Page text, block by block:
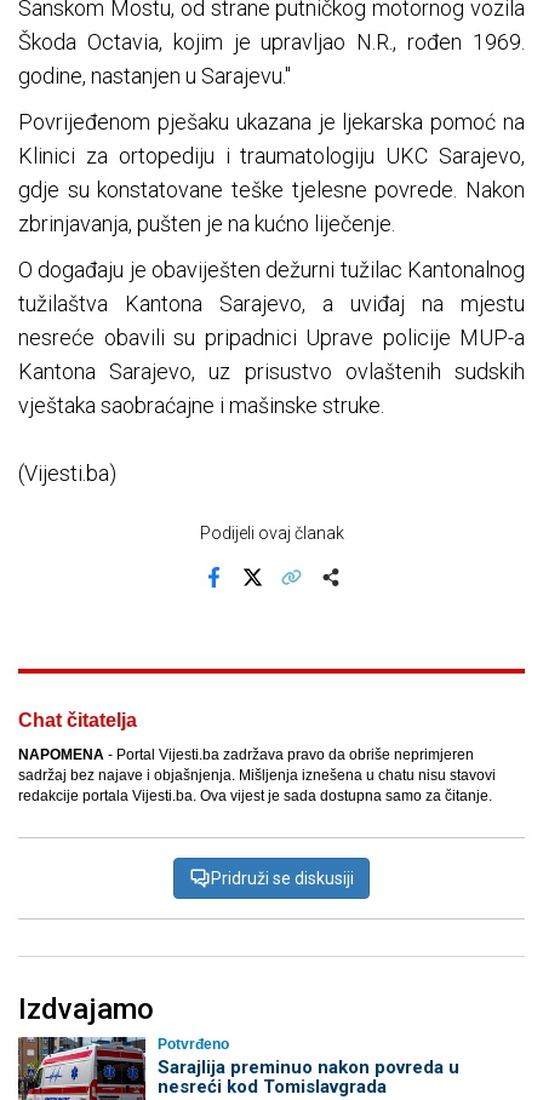
Sanskom Mostu, od strane putničkog motornog vozila
Škoda Octavia, kojim je upravljao N.R., rođen 1969.
godine, nastanjen u Sarajevu."
Povrijeđenom pješaku ukazana je ljekarska pomoć na
Klinici za ortopediju i traumatologiju UKC Sarajevo,
gdje su konstatovane teške tjelesne povrede. Nakon
zbrinjavanja, pušten je na kućno liječenje.
O događaju je obaviješten dežurni tužilac Kantonalnog
tužilaštva Kantona Sarajevo, a uviđaj na mjestu
nesreće obavili su pripadnici Uprave policije MUP-a
Kantona Sarajevo, uz prisustvo ovlaštenih sudskih
vještaka saobraćajne i mašinske struke.
(Vijesti.ba)
Podijeli ovaj članak
Chat čitatelja
NAPOMENA - Portal Vijesti.ba zadržava pravo da obriše neprimjeren
sadržaj bez najave i objašnjenja. Mišljenja iznešena u chatu nisu stavovi
redakcije portala Vijesti.ba. Ova vijest je sada dostupna samo za čitanje.
Pridruži se diskusiji
Izdvajamo
Potvrđeno
Sarajlija preminuo nakon povreda u
nesreći kod Tomislavgrada